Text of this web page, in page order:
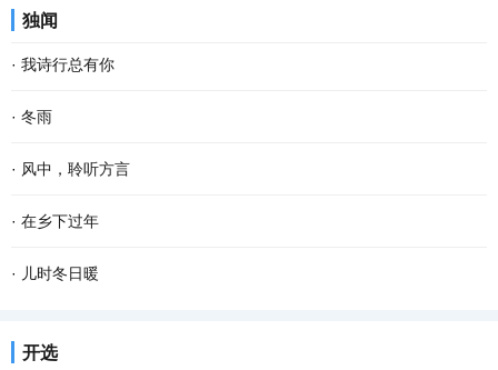
独闻
· 我诗行总有你
还是喜欢清晨醒来 品一首诗读出相遇 倾听你那温暖的呼吸 我的文字
带孤独治愈 是否将你旋入相思的诗章 读出缺爱的默契 寻找从云端酝
酿已久相惜 生命中那人，会不会把我弄丢？ 这...
· 冬雨
撑着一把花蓝伞 走在无人的街上 左手握着冷风，右手牵着寒雨 和孤
独结伴，和寂寞成双 我想把冬天望穿 寻到花开的模样 拐角处，那一
抹绿盈盈含香 冬天，在伞下闪闪发烫 走过的路...
· 风中，聆听方言
远道而来的风 从对面的塔楼俯冲下来 破窗而入 掀动了桌面上，蜷缩
着 不敢大声说话的方言 菱形的那一块 镌刻着村落的样子 斜插在正中
· 在乡下过年
过年是一生中最 幸福 的时刻。 住在城里，每到年关，我都怀念那些
· 儿时冬日暖
开选